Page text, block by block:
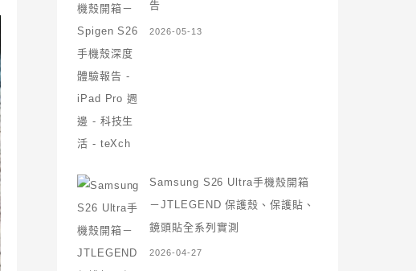
告
2026-05-13
Samsung S26 Ultra手機殼開箱
－JTLEGEND 保護殼、保護貼、
鏡頭貼全系列實測
2026-04-27